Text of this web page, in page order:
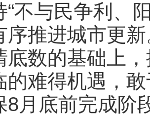
“不与民争利、
序推进城市更
底数的基础上
的难得机遇，
8月底前完成阶